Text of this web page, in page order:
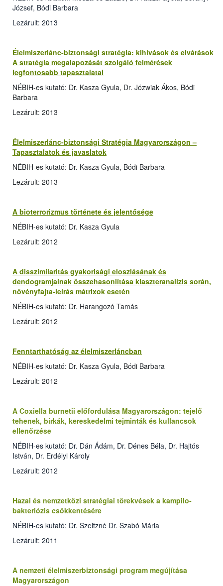
József, Bódi Barbara
Lezárult: 2013
Élelmiszerlánc-biztonsági stratégia: kihívások és elvárások
A stratégia megalapozását szolgáló felmérések
legfontosabb tapasztalatai
NÉBIH-es kutató: Dr. Kasza Gyula, Dr. Józwiak Ákos, Bódi
Barbara
Lezárult: 2013
Élelmiszerlánc-biztonsági Stratégia Magyarországon –
Tapasztalatok és javaslatok
NÉBIH-es kutató: Dr. Kasza Gyula, Bódi Barbara
Lezárult: 2013
A bioterrorizmus története és jelentősége
NÉBIH-es kutató: Dr. Kasza Gyula
Lezárult: 2012
A disszimilaritás gyakorisági eloszlásának és
dendogramjainak összehasonlítása klaszteranalízis során,
növényfajta-leírás mátrixok esetén
NÉBIH-es kutató: Dr. Harangozó Tamás
Lezárult: 2012
Fenntarthatóság az élelmiszerláncban
NÉBIH-es kutató: Dr. Kasza Gyula, Bódi Barbara
Lezárult: 2012
A Coxiella burnetii előfordulása Magyarországon: tejelő
tehenek, birkák, kereskedelmi tejminták és kullancsok
ellenőrzése
NÉBIH-es kutató: Dr. Dán Ádám, Dr. Dénes Béla, Dr. Hajtós
István, Dr. Erdélyi Károly
Lezárult: 2012
Hazai és nemzetközi stratégiai törekvések a kampilo­
bakteriózis csökkentésére
NÉBIH-es kutató: Dr. Szeitzné Dr. Szabó Mária
Lezárult: 2011
A nemzeti élelmiszerbiztonsági program megújítása
Magyarországon